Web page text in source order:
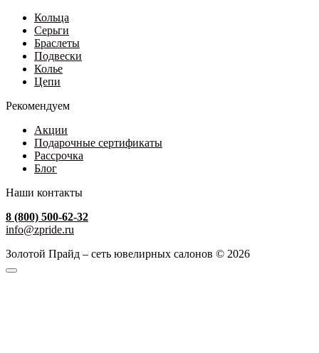
Кольца
Серьги
Браслеты
Подвески
Колье
Цепи
Рекомендуем
Акции
Подарочные сертификаты
Рассрочка
Блог
Наши контакты
8 (800) 500-62-32
info@zpride.ru
Золотой Прайд – сеть ювелирных салонов © 2026